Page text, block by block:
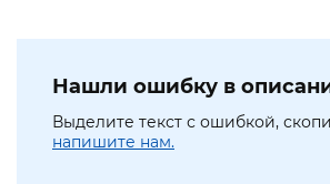
Нашли ошибку в
Выделите текст с ошибкой,
напишите нам.